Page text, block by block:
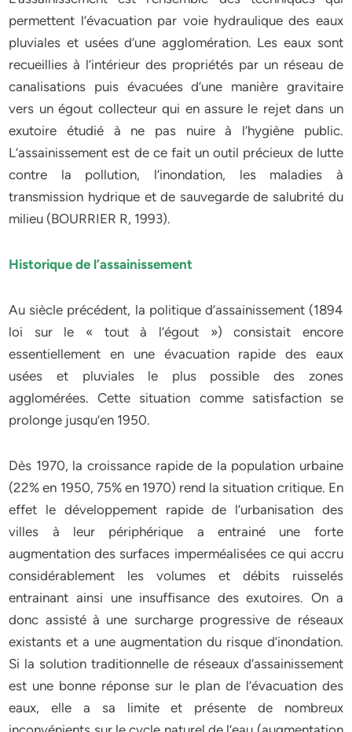
permettent l’évacuation par voie hydraulique des eaux
pluviales et usées d’une agglomération. Les eaux sont
recueillies à l’intérieur des propriétés par un réseau de
canalisations puis évacuées d’une manière gravitaire
vers un égout collecteur qui en assure le rejet dans un
exutoire étudié à ne pas nuire à l’hygiène public.
L’assainissement est de ce fait un outil précieux de lutte
contre la pollution, l’inondation, les maladies à
transmission hydrique et de sauvegarde de salubrité du
milieu (BOURRIER R, 1993).
Historique de l’assainissement
Au siècle précédent, la politique d’assainissement (1894
loi sur le « tout à l’égout ») consistait encore
essentiellement en une évacuation rapide des eaux
usées et pluviales le plus possible des zones
agglomérées. Cette situation comme satisfaction se
prolonge jusqu’en 1950.
Dès 1970, la croissance rapide de la population urbaine
(22% en 1950, 75% en 1970) rend la situation critique. En
effet le développement rapide de l’urbanisation des
villes à leur périphérique a entrainé une forte
augmentation des surfaces imperméalisées ce qui accru
considérablement les volumes et débits ruisselés
entrainant ainsi une insuffisance des exutoires. On a
donc assisté à une surcharge progressive de réseaux
existants et a une augmentation du risque d’inondation.
Si la solution traditionnelle de réseaux d’assainissement
est une bonne réponse sur le plan de l’évacuation des
eaux, elle a sa limite et présente de nombreux